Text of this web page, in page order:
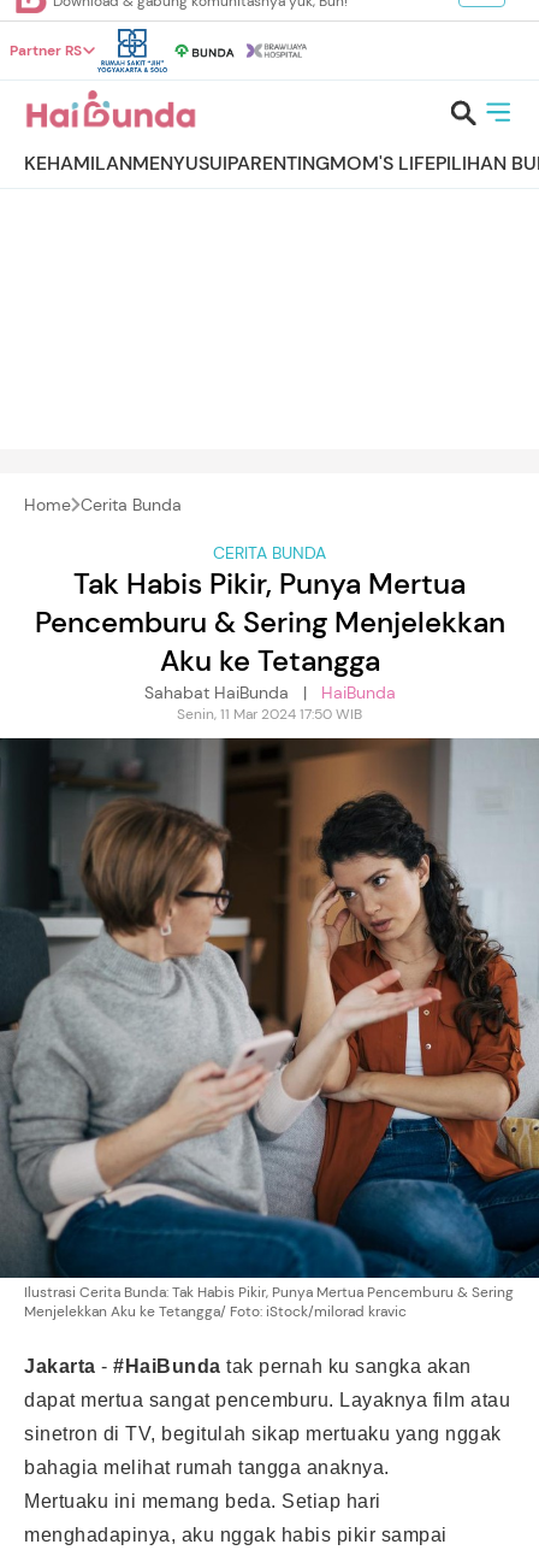
Partner RS
KEHAMILANMENYUSUIPARENTINGMOM'S LIFEPILIHAN
Home Cerita Bunda
CERITA BUNDA
Tak Habis Pikir, Punya Mertua
Pencemburu & Sering Menjelekkan
Aku ke Tetangga
Sahabat HaiBunda | HaiBunda
Senin, 11 Mar 2024 17:50 WIB
Ilustrasi Cerita Bunda: Tak Habis Pikir, Punya Mertua Pencemburu & Sering
Menjelekkan Aku ke Tetangga/ Foto: iStock/milorad kravic
Jakarta - #HaiBunda tak pernah ku sangka akan
dapat mertua sangat pencemburu. Layaknya film atau
sinetron di TV, begitulah sikap mertuaku yang nggak
bahagia melihat rumah tangga anaknya.
Mertuaku ini memang beda. Setiap hari
menghadapinya, aku nggak habis pikir sampai